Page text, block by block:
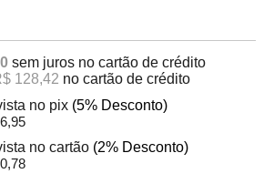
sem juros no cartão de crédito
128,42 no cartão de crédito
no pix (5% Desconto)
no cartão (2% Desconto)